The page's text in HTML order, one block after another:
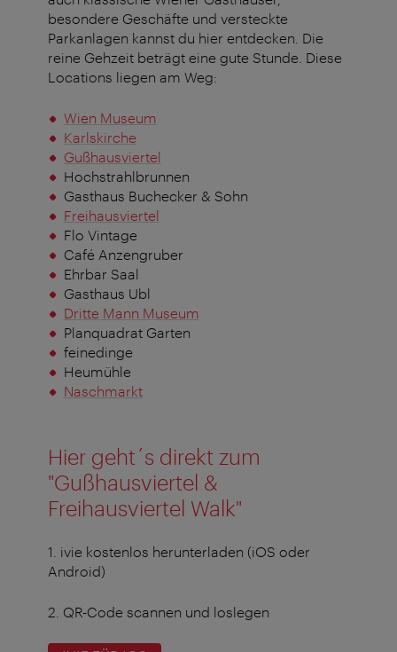
besondere Geschäfte und versteckte
Parkanlagen kannst du hier entdecken. Die
reine Gehzeit beträgt eine gute Stunde. Diese
Locations liegen am Weg:
Wien Museum
Karlskirche
Gußhausviertel
Hochstrahlbrunnen
Gasthaus Buchecker & Sohn
Freihausviertel
Flo Vintage
Café Anzengruber
Ehrbar Saal
Gasthaus Ubl
Dritte Mann Museum
Planquadrat Garten
feinedinge
Heumühle
Naschmarkt
Hier geht´s direkt zum
"Gußhausviertel &
Freihausviertel Walk"
1. ivie kostenlos herunterladen (iOS oder
Android)
2. QR-Code scannen und loslegen